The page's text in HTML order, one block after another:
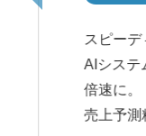
スピーデ
AIシステ
倍速に。
売上予測